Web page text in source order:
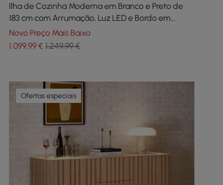
Ilha de Cozinha Moderna em Branco e Preto de
183 cm com Arrumação, Luz LED e Bordo em
Cascata
Novo Preço Mais Baixo
1.099,99€ 1.249,99 €
Ofertas especiais